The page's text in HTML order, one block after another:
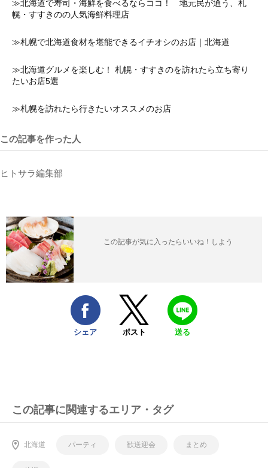
≫北海道で寿司・海鮮を食べるならココ！ 地元民が通う、札
幌・すすきのの人気海鮮料理店
≫札幌で北海道食材を堪能できるイチオシのお店｜北海道
≫北海道グルメを楽しむ！ 札幌・すすきのを訪れたら立ち寄り
たいお店5選
≫札幌を訪れたら行きたいオススメのお店
この記事を作った人
ヒトサラ編集部
この記事が気に入ったらいいね！しよう
シェア ポスト 送る
この記事に関連するエリア・タグ
北海道 パーティ 歓送迎会 まとめ